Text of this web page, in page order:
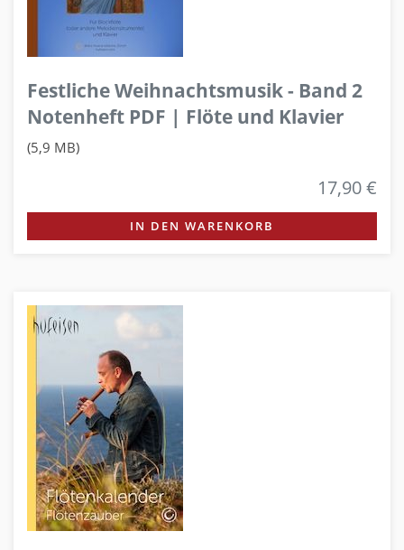
Festliche Weihnachtsmusik - Band 2
Notenheft PDF | Flöte und Klavier
(5,9 MB)
17,90 €
IN DEN WARENKORB